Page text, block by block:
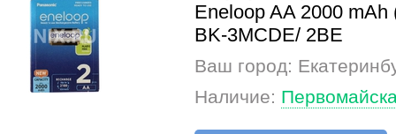
Eneloop AA 2000 mAh
BK-3MCDE/ 2BE
Ваш город:
Наличие: